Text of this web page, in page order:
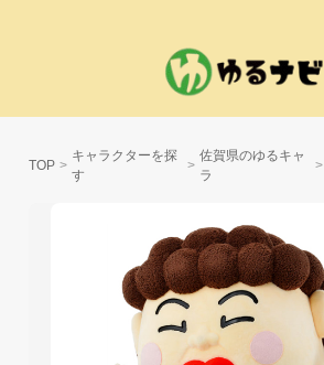
TOP
キャラクターを探
す
佐賀県のゆるキャ
ラ